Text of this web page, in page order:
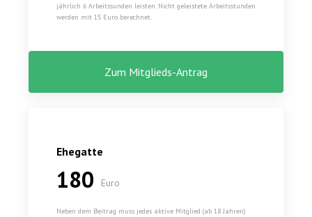
jährlich 6 Arbeitssunden leisten. Nicht geleistete Arbeitsstunden
werden mit 15 Euro berechnet.
Zum Mitglieds-Antrag
Ehegatte
180 Euro
Neben dem Beitrag muss jedes aktive Mitglied (ab 18 Jahren)